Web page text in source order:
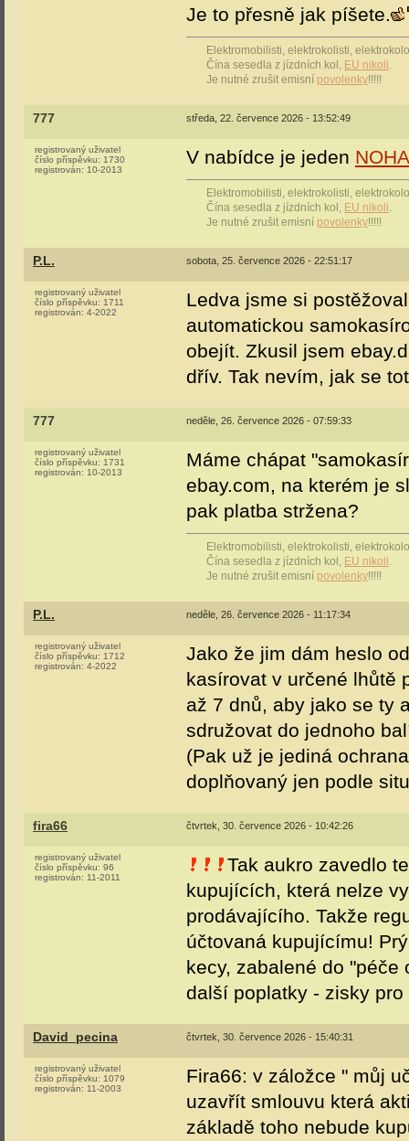
Je to přesně jak píšete.
Elektromobilisti, elektrokolisti,
Čína sesedla z jízdních kol, EU nikoli.
Je nutné zrušit emisní povolenky!!!!!
777 středa, 22. července 2026 - 13:52:49
registrovaný uživatel
číslo příspěvku: 1730
registrován: 10-2013
V nabídce je jeden
Elektromobilisti, elektrokolisti,
Čína sesedla z jízdních kol, EU nikoli.
Je nutné zrušit emisní povolenky!!!!!
P.L. sobota, 25. července 2026 - 22:51:17
registrovaný uživatel
číslo příspěvku: 1711
registrován: 4-2022
Ledva jsme si
automatickou
obejít. Zkusil jsem
dřív. Tak nevím, jak se
777 neděle, 26. července 2026 - 07:59:33
registrovaný uživatel
číslo příspěvku: 1731
registrován: 10-2013
Máme chápat
ebay.com, na kterém je
pak platba stržena?
Elektromobilisti, elektrokolisti,
Čína sesedla z jízdních kol, EU nikoli.
Je nutné zrušit emisní povolenky!!!!!
P.L. neděle, 26. července 2026 - 11:17:34
registrovaný uživatel
číslo příspěvku: 1712
registrován: 4-2022
Jako že jim dám heslo
kasírovat v určené lhůtě
až 7 dnů, aby jako se ty
sdružovat do jednoho
(Pak už je jediná
doplňovaný jen podle
fira66 čtvrtek, 30. července 2026 - 10:42:26
registrovaný uživatel
číslo příspěvku: 96
registrován: 11-2011
Tak aukro zavedlo
kupujících, která nelze
prodávajícího. Takže
účtovaná kupujícímu!
kecy, zabalené do
další poplatky - zisky
David_pecina čtvrtek, 30. července 2026 - 15:40:31
registrovaný uživatel
číslo příspěvku: 1079
registrován: 11-2003
Fira66: v záložce " můj
uzavřít smlouvu která
základě toho nebude